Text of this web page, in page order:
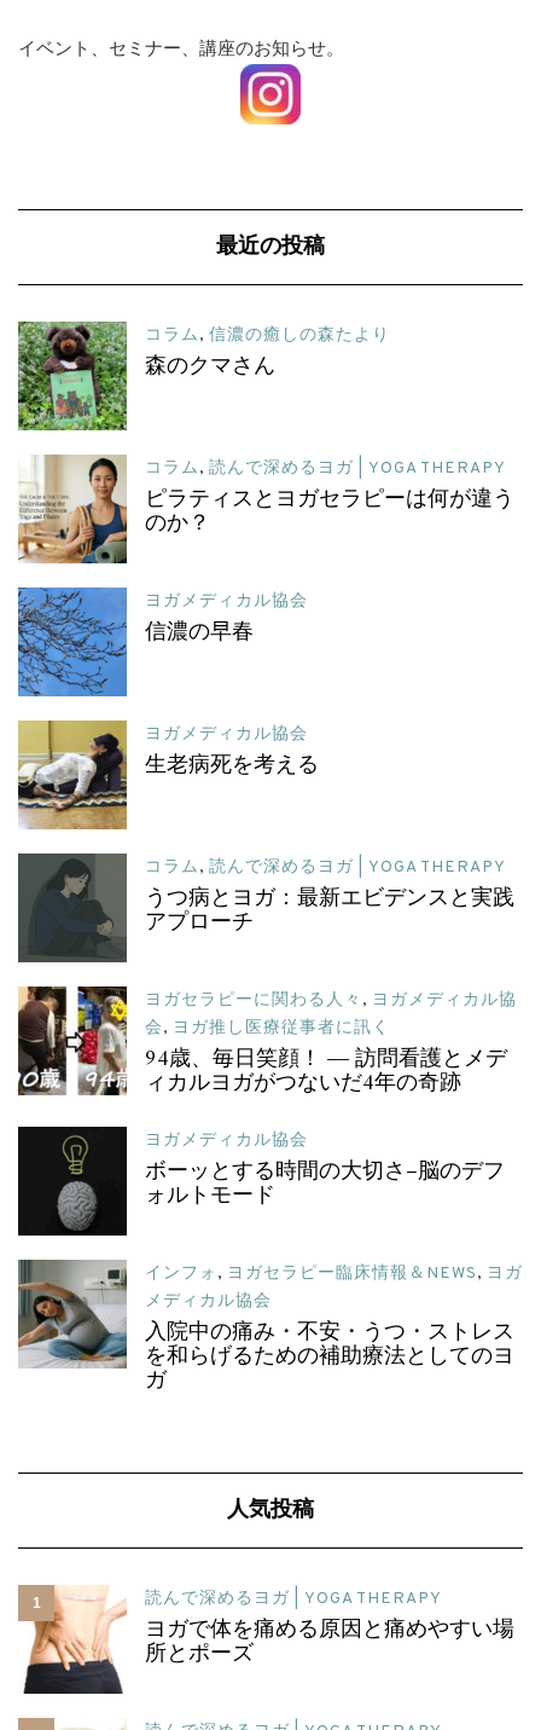
イベント、セミナー、講座のお知らせ。
最近の投稿
コラム, 信濃の癒しの森たより
森のクマさん
コラム, 読んで深めるヨガ | YOGA THERAPY
ピラティスとヨガセラピーは何が違う
のか？
ヨガメディカル協会
信濃の早春
ヨガメディカル協会
生老病死を考える
コラム, 読んで深めるヨガ | YOGA THERAPY
うつ病とヨガ：最新エビデンスと実践
アプローチ
ヨガセラピーに関わる人々 , ヨガメディカル協
会, ヨガ推し医療従事者に訊く
94歳、毎日笑顔！ ― 訪問看護とメデ
ィカルヨガがつないだ4年の奇跡
ヨガメディカル協会
ボーッとする時間の大切さ–脳のデフ
ォルトモード
インフォ , ヨガセラピー臨床情報＆NEWS, ヨガ
メディカル協会
入院中の痛み・不安・うつ・ストレス
を和らげるための補助療法としてのヨ
ガ
人気投稿
1 読んで深めるヨガ | YOGA THERAPY
ヨガで体を痛める原因と痛めやすい場
所とポーズ